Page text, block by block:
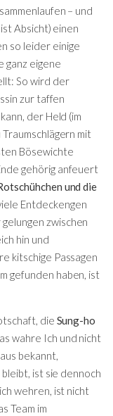
– und
Absicht) einen
so leider einige
ganz eigene
So wird der
zur taffen
der Held (im
mit
Bösewichte
gehörig anfeuert
und die
Entdeckengen
zwischen
hin und
kitschige Passagen
gefunden haben, ist
die Sung-ho
wahre Ich und nicht
bekannt,
ist sie dennoch
wehren, ist nicht
Team im